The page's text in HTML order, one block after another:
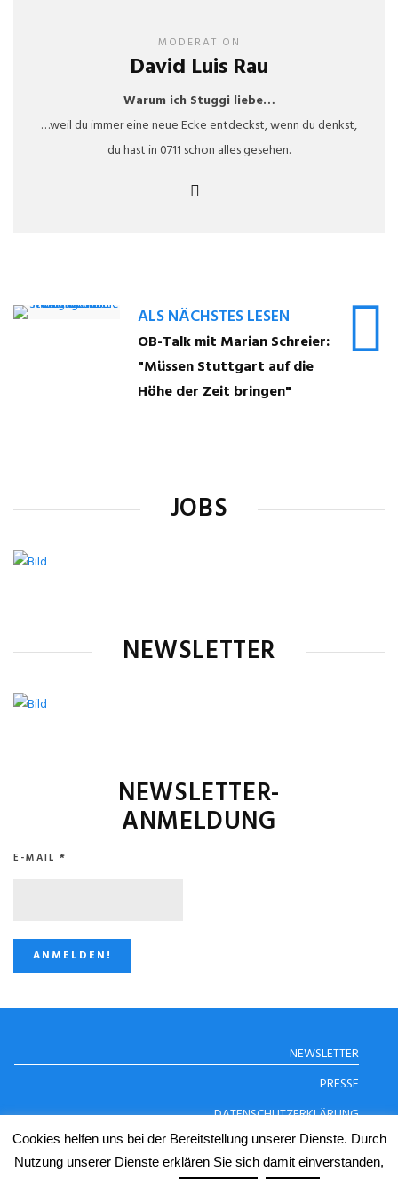
MODERATION
David Luis Rau
Warum ich Stuggi liebe…
…weil du immer eine neue Ecke entdeckst, wenn du denkst,
du hast in 0711 schon alles gesehen.
ALS NÄCHSTES LESEN
OB-Talk mit Marian Schreier:
"Müssen Stuttgart auf die
Höhe der Zeit bringen"
JOBS
NEWSLETTER
NEWSLETTER-
ANMELDUNG
E-MAIL *
STUGGI.TV AUF
INSTAGRAM
NEWSLETTER
PRESSE
DATENSCHUTZERKLÄRUNG
IMPRESSUM
Cookies helfen uns bei der Bereitstellung unserer Dienste. Durch
Nutzung unserer Dienste erklären Sie sich damit einverstanden,